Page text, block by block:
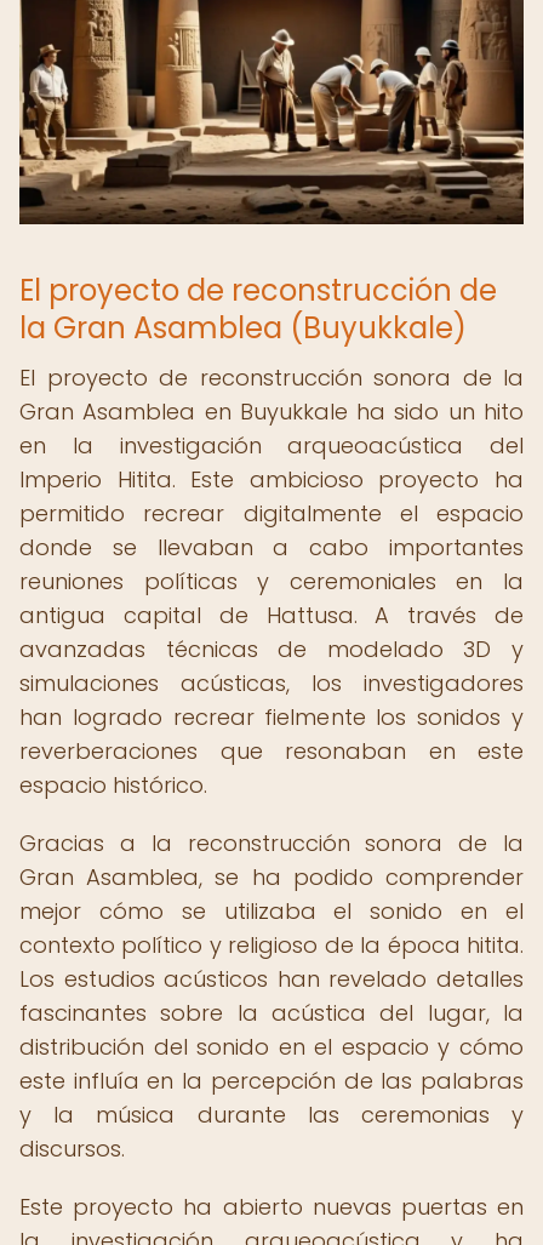
El proyecto de reconstrucción de
la Gran Asamblea (Buyukkale)
El proyecto de reconstrucción sonora de la
Gran Asamblea en Buyukkale ha sido un hito
en la investigación arqueoacústica del
Imperio Hitita. Este ambicioso proyecto ha
permitido recrear digitalmente el espacio
donde se llevaban a cabo importantes
reuniones políticas y ceremoniales en la
antigua capital de Hattusa. A través de
avanzadas técnicas de modelado 3D y
simulaciones acústicas, los investigadores
han logrado recrear fielmente los sonidos y
reverberaciones que resonaban en este
espacio histórico.
Gracias a la reconstrucción sonora de la
Gran Asamblea, se ha podido comprender
mejor cómo se utilizaba el sonido en el
contexto político y religioso de la época hitita.
Los estudios acústicos han revelado detalles
fascinantes sobre la acústica del lugar, la
distribución del sonido en el espacio y cómo
este influía en la percepción de las palabras
y la música durante las ceremonias y
discursos.
Este proyecto ha abierto nuevas puertas en